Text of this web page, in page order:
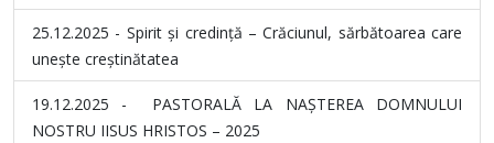
25.12.2025 - Spirit și credință – Crăciunul, sărbătoarea care
unește creștinătatea
19.12.2025 - PASTORALĂ LA NAȘTEREA DOMNULUI
NOSTRU IISUS HRISTOS – 2025